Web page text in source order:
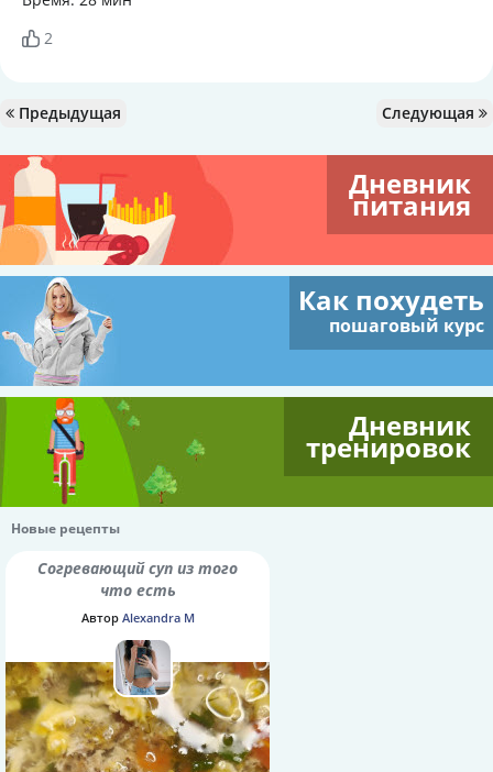
2
Предыдущая Следующая
Дневник
питания
Как похудеть
пошаговый курс
Дневник
тренировок
Новые рецепты
Согревающий суп из того
что есть
Автор Alexandra M